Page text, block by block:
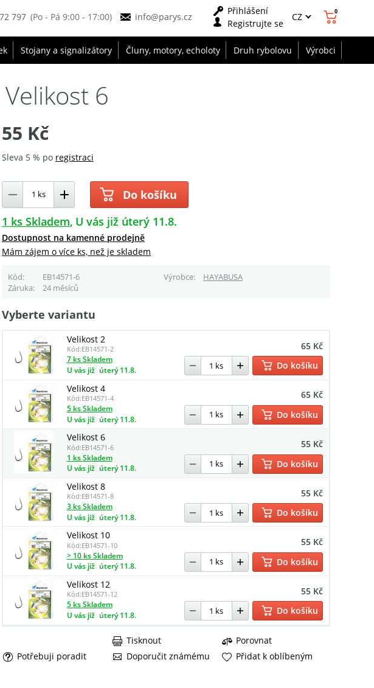
797 (Po - Pá 9:00 - 17:00) info@parys.cz
Přihlášení
Registrujte se
CZ 0
Stojany a signalizátory Čluny, motory, echoloty Druh rybolovu Výrobci
6
55 Kč
Sleva 5 % po registraci
Do košíku
1 ks Skladem U vás již úterý 11.8.
Dostupnost na kamenné prodejně
Mám zájem o více ks, než je skladem
Kód EB14571-6 Výrobce
HAYABUSA
Záruka
24 měsíců
Vyberte variantu
Velikost 2
Kód:EB14571-2 65 Kč
7 ks Skladem
U vás již úterý 11.8.
Do košíku
Velikost 4
Kód:EB14571-4 65 Kč
5 ks Skladem
U vás již úterý 11.8.
Do košíku
Velikost 6
Kód:EB14571-6 55 Kč
1 ks Skladem
U vás již úterý 11.8.
Do košíku
Velikost 8
Kód:EB14571-8 55 Kč
3 ks Skladem
U vás již úterý 11.8.
Do košíku
Velikost 10
Kód:EB14571-10 55 Kč
> 10 ks Skladem
U vás již úterý 11.8.
Do košíku
Velikost 12
Kód:EB14571-12 55 Kč
5 ks Skladem
U vás již úterý 11.8. Do košíku
Porovnat
Potřebuji poradit
Doporučit známému
Tisknout
Přidat k oblíbeným